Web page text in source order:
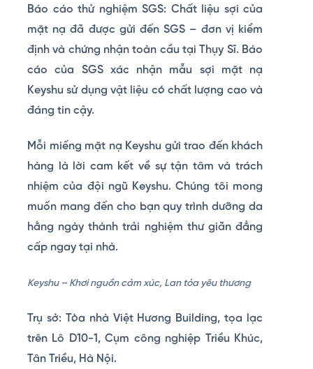
Báo cáo thử nghiệm SGS: Chất liệu sợi của
mặt nạ đã được gửi đến SGS – đơn vị kiểm
định và chứng nhận toàn cầu tại Thụy Sĩ. Báo
cáo của SGS xác nhận mẫu sợi mặt nạ
Keyshu sử dụng vật liệu có chất lượng cao và
đáng tin cậy.
Mỗi miếng mặt nạ Keyshu gửi trao đến khách
hàng là lời cam kết về sự tận tâm và trách
nhiệm của đội ngũ Keyshu. Chúng tôi mong
muốn mang đến cho bạn quy trình dưỡng da
hằng ngày thành trải nghiệm thư giãn đẳng
cấp ngay tại nhà.
Keyshu – Khơi nguồn cảm xúc, Lan tỏa yêu thương
Trụ sở: Tòa nhà Việt Hương Building, tọa lạc
trên Lô D10-1, Cụm công nghiệp Triều Khúc,
Tân Triều, Hà Nội.